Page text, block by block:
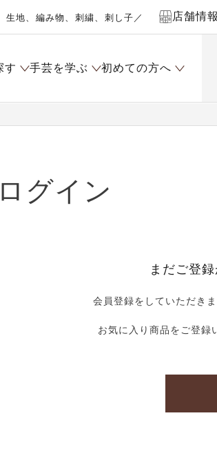
生地、編み物、刺繍、刺し子／ 店舗情
す 手芸を学ぶ 初めての方へ
ログイン
まだご登
会員登録をしていただき
お気に入り商品をご登録